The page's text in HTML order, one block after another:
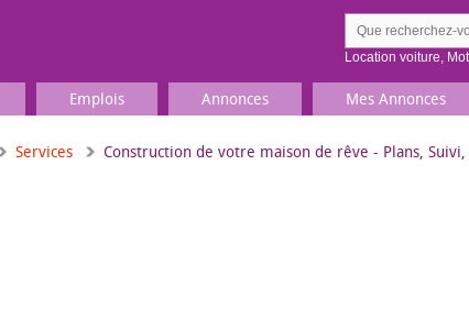
Location voiture,
Emplois Annonces Mes Annonces
Services Construction de votre maison de rêve - Plans,